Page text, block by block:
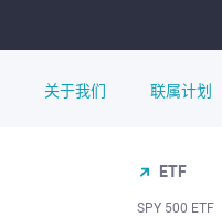
关于我们 联属计划
ETF
SPY 500 ETF